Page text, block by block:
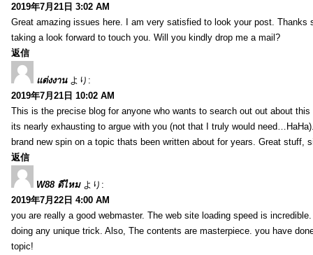
2019年7月21日 3:02 AM
Great amazing issues here. I am very satisfied to look your post. Thanks
taking a look forward to touch you. Will you kindly drop me a mail?
返信
แต่งงาน より:
2019年7月21日 10:02 AM
This is the precise blog for anyone who wants to search out out about
its nearly exhausting to argue with you (not that I truly would
brand new spin on a topic thats been written about for years. Great stuff,
返信
W88 ดีไหม より:
2019年7月22日 4:00 AM
you are really a good webmaster. The web site loading speed is
doing any unique trick. Also, The contents are masterpiece. you have
topic!